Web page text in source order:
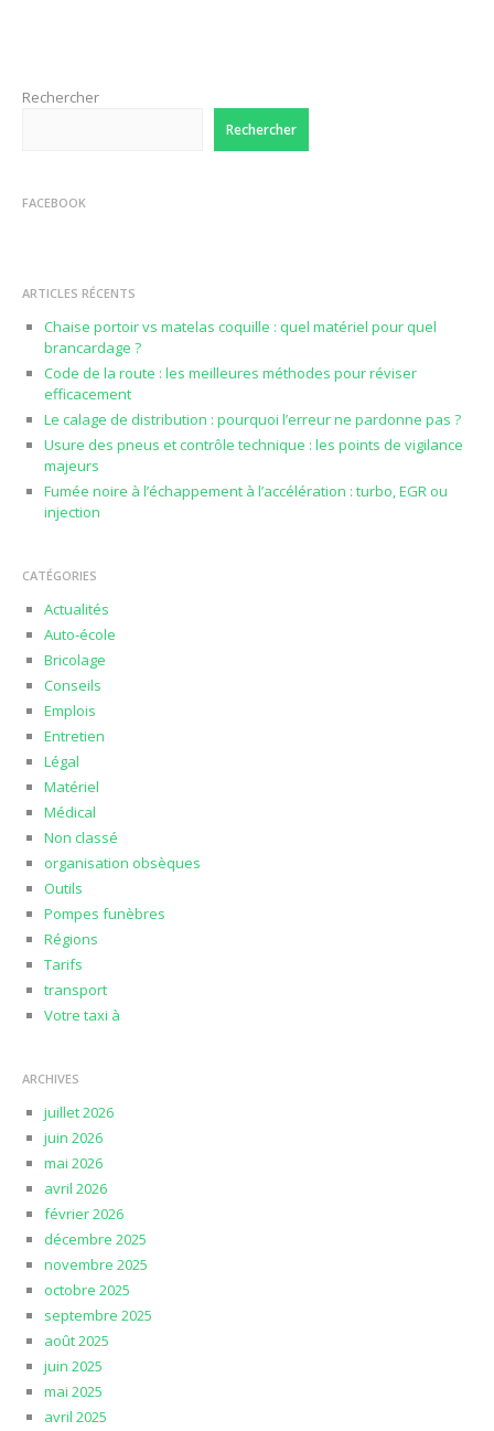
Rechercher
Rechercher
FACEBOOK
ARTICLES RÉCENTS
Chaise portoir vs matelas coquille : quel matériel pour quel
brancardage ?
Code de la route : les meilleures méthodes pour réviser
efficacement
Le calage de distribution : pourquoi l’erreur ne pardonne pas ?
Usure des pneus et contrôle technique : les points de vigilance
majeurs
Fumée noire à l’échappement à l’accélération : turbo, EGR ou
injection
CATÉGORIES
Actualités
Auto-école
Bricolage
Conseils
Emplois
Entretien
Légal
Matériel
Médical
Non classé
organisation obsèques
Outils
Pompes funèbres
Régions
Tarifs
transport
Votre taxi à
ARCHIVES
juillet 2026
juin 2026
mai 2026
avril 2026
février 2026
décembre 2025
novembre 2025
octobre 2025
septembre 2025
août 2025
juin 2025
mai 2025
avril 2025